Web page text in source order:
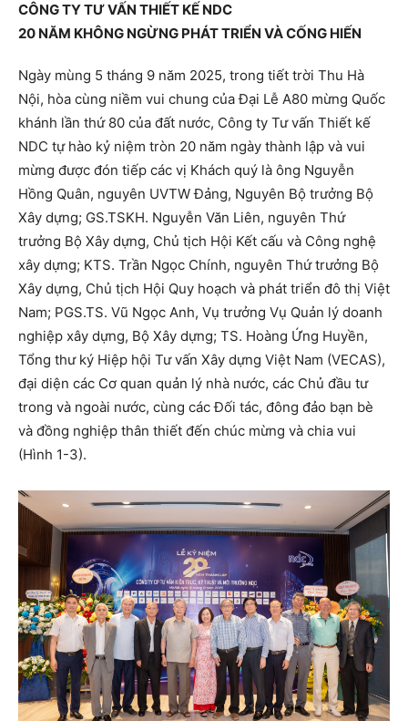
CÔNG TY TƯ VẤN THIẾT KẾ NDC
20 NĂM KHÔNG NGỪNG PHÁT TRIỂN VÀ CỐNG HIẾN
Ngày mùng 5 tháng 9 năm 2025, trong tiết trời Thu Hà
Nội, hòa cùng niềm vui chung của Đại Lễ A80 mừng Quốc
khánh lần thứ 80 của đất nước, Công ty Tư vấn Thiết kế
NDC tự hào kỷ niệm tròn 20 năm ngày thành lập và vui
mừng được đón tiếp các vị Khách quý là ông Nguyễn
Hồng Quân, nguyên UVTW Đảng, Nguyên Bộ trưởng Bộ
Xây dựng; GS.TSKH. Nguyễn Văn Liên, nguyên Thứ
trưởng Bộ Xây dựng, Chủ tịch Hội Kết cấu và Công nghệ
xây dựng; KTS. Trần Ngọc Chính, nguyên Thứ trưởng Bộ
Xây dựng, Chủ tịch Hội Quy hoạch và phát triển đô thị Việt
Nam; PGS.TS. Vũ Ngọc Anh, Vụ trưởng Vụ Quản lý doanh
nghiệp xây dựng, Bộ Xây dựng; TS. Hoàng Ứng Huyền,
Tổng thư ký Hiệp hội Tư vấn Xây dựng Việt Nam (VECAS),
đại diện các Cơ quan quản lý nhà nước, các Chủ đầu tư
trong và ngoài nước, cùng các Đối tác, đông đảo bạn bè
và đồng nghiệp thân thiết đến chúc mừng và chia vui
(Hình 1-3).